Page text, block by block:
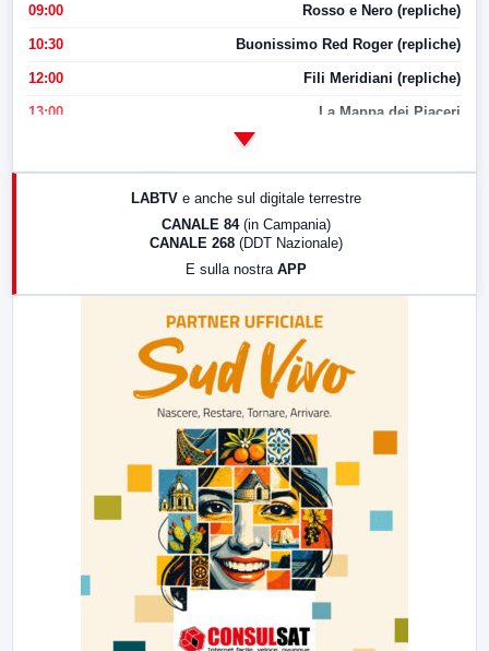
09:00 Rosso e Nero (repliche)
10:30 Buonissimo Red Roger (repliche)
12:00 Fili Meridiani (repliche)
13:00 La Mappa dei Piaceri
17:00 LabNews (replica)
LABTV e anche sul digitale terrestre
CANALE 84 (in Campania)
CANALE 268 (DDT Nazionale)
E sulla nostra APP